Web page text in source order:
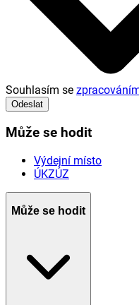
Souhlasím se
Odeslat
Může se hodit
Výdejní místo
ÚKZÚZ
Může se hodit